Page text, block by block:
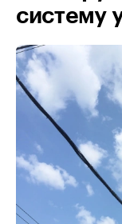
систему